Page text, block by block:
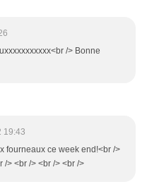
/> Bonne
19:43
fourneaux ce week end!<br />
/> <br /> <br /> <br />